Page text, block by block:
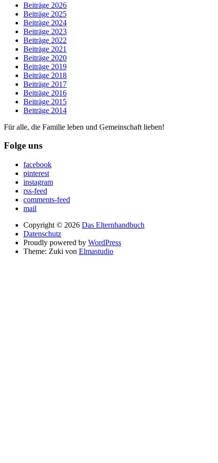
Beiträge 2026
Beiträge 2025
Beiträge 2024
Beiträge 2023
Beiträge 2022
Beiträge 2021
Beiträge 2020
Beiträge 2019
Beiträge 2018
Beiträge 2017
Beiträge 2016
Beiträge 2015
Beiträge 2014
Für alle, die Familie leben und Gemeinschaft lieben!
Folge uns
facebook
pinterest
instagram
rss-feed
comments-feed
mail
Copyright © 2026 Das Elternhandbuch
Datenschutz
Proudly powered by WordPress
Theme: Zuki von Elmastudio